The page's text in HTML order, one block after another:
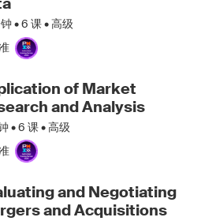
•6 课 • 高级
of Market
and Analysis
•6 课 • 高级
and Negotiating
and Acquisitions